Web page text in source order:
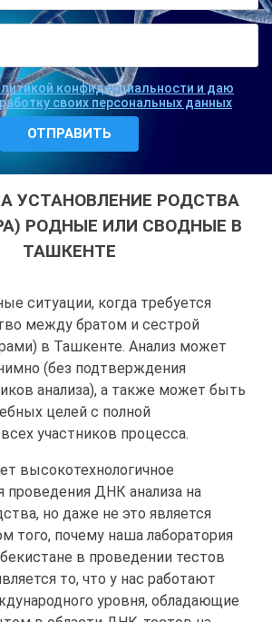
конфиденциальности и даю
своих персональных данных
УСТАНОВЛЕНИЕ РОДСТВА
РОДНЫЕ ИЛИ СВОДНЫЕ В
ТАШКЕНТЕ
ситуации, когда требуется
между братом и сестрой
в Ташкенте. Анализ может
(без подтверждения
анализа), а также может быть
целей с полной
участников процесса.
высокотехнологичное
проведения ДНК анализа на
но даже не это является
того, почему наша лаборатория
в проведении тестов
то, что у нас работают
уровня, обладающие